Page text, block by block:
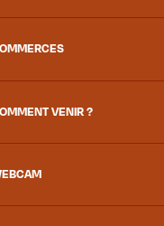
VENIR ?
?